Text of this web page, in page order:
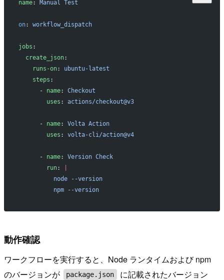
name: Manual Test
on: workflow_dispatch
jobs :
  create_json
:
    runs-on
: ubuntu-latest
    steps
:
      -
name: Checkout
        uses
: actions/checkout@v3
      -
name: Volta Action
        uses
: volta-cli/action@v4
      -
name: Version Check
        run
:
          node --version
          npm --version
動作確認
ワークフローを実行すると、Node ランタイムおよび npm
のバージョンが
package.json
に記載されたバージョン